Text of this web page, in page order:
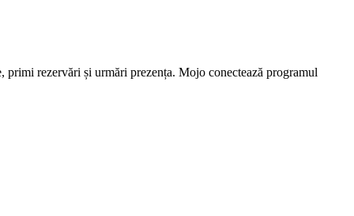
rezervări și urmări prezența. Mojo conectează programul